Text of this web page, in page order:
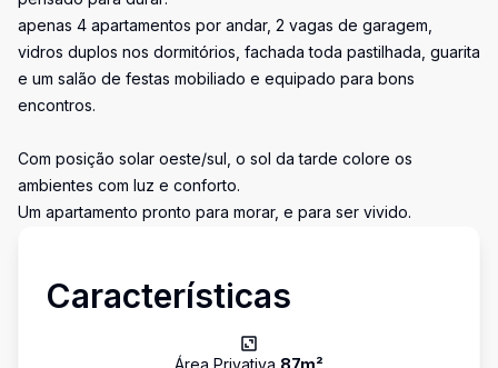
apenas 4 apartamentos por andar, 2 vagas de garagem,
vidros duplos nos dormitórios, fachada toda pastilhada, guarita
e um salão de festas mobiliado e equipado para bons
encontros.
Com posição solar oeste/sul, o sol da tarde colore os
ambientes com luz e conforto.
Um apartamento pronto para morar, e para ser vivido.
Características
Área Privativa 87m²